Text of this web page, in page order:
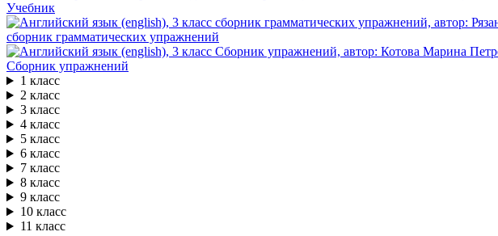
Учебник
сборник грамматических упражнений
Сборник упражнений
1 класс
2 класс
3 класс
4 класс
5 класс
6 класс
7 класс
8 класс
9 класс
10 класс
11 класс